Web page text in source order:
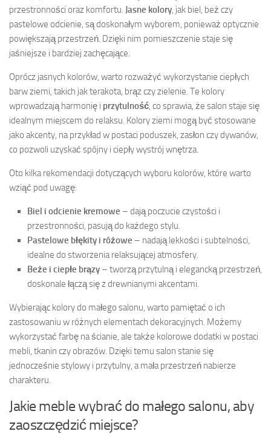
przestronności oraz komfortu. Jasne kolory , jak biel, beż czy
pastelowe odcienie, są doskonałym wyborem, ponieważ optycznie
powiększają przestrzeń. Dzięki nim pomieszczenie staje się
jaśniejsze i bardziej zachęcające.
Oprócz jasnych kolorów, warto rozważyć wykorzystanie ciepłych
barw ziemi, takich jak terakota, brąz czy zielenie. Te kolory
wprowadzają harmonię i przytulność , co sprawia, że salon staje się
idealnym miejscem do relaksu. Kolory ziemi mogą być stosowane
jako akcenty, na przykład w postaci poduszek, zasłon czy dywanów,
co pozwoli uzyskać spójny i ciepły wystrój wnętrza.
Oto kilka rekomendacji dotyczących wyboru kolorów, które warto
wziąć pod uwagę:
Biel i odcienie kremowe – dają poczucie czystości i
przestronności, pasują do każdego stylu.
Pastelowe błękity i różowe – nadają lekkości i subtelności,
idealne do stworzenia relaksującej atmosfery.
Beże i ciepłe brązy – tworzą przytulną i elegancką przestrzeń,
doskonale łączą się z drewnianymi akcentami.
Wybierając kolory do małego salonu, warto pamiętać o ich
zastosowaniu w różnych elementach dekoracyjnych. Możemy
wykorzystać farbę na ścianie, ale także kolorowe dodatki w postaci
mebli, tkanin czy obrazów. Dzięki temu salon stanie się
jednocześnie stylowy i przytulny, a mała przestrzeń nabierze
charakteru.
Jakie meble wybrać do małego salonu, aby
zaoszczędzić miejsce?